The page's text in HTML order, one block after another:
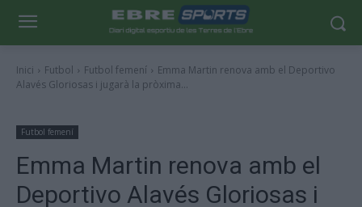
Inici Futbol Futbol femení
Emma Martin renova amb el Deportivo
Alavés Gloriosas i jugarà la pròxima...
Futbol femení
Emma Martin renova amb el
Deportivo Alavés Gloriosas i